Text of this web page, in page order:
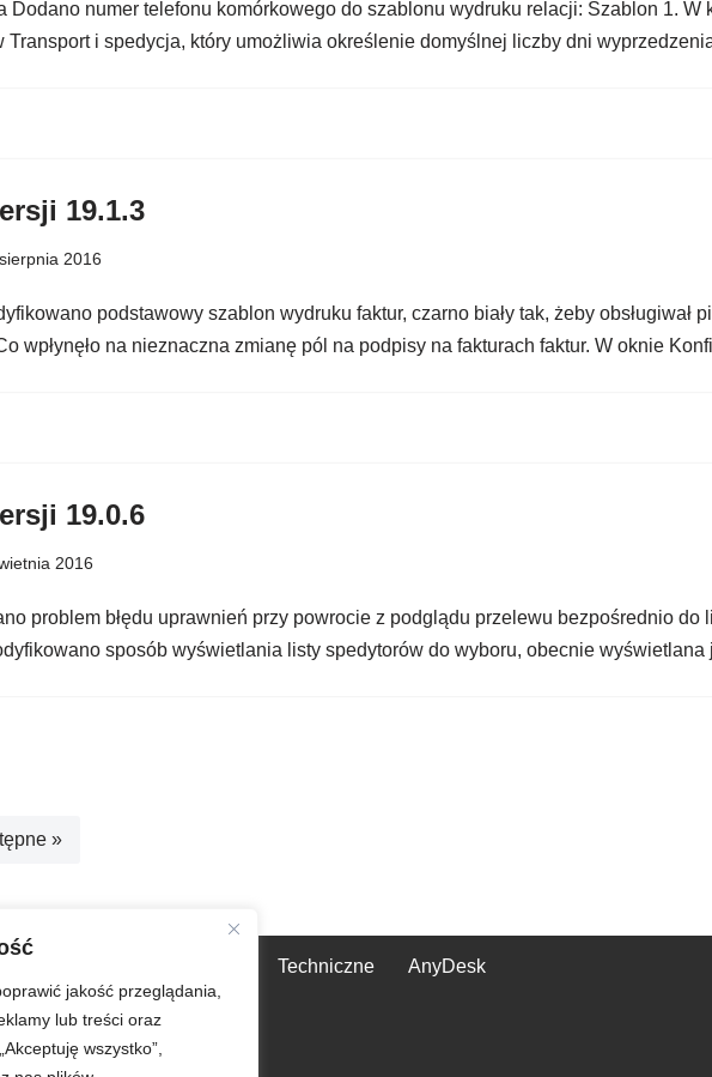
jakość przeglądania,
lub treści oraz
wszystko”,
Dodano numer telefonu komórkowego do szablonu wydruku relacji: Szablon 1.
Transport i spedycja, który umożliwia określenie domyślnej liczby dni
19.1.3
2016
podstawowy szablon wydruku faktur, czarno biały tak, żeby obsługiwał
wpłynęło na nieznaczna zmianę pól na podpisy na fakturach faktur. W oknie
19.0.6
2016
problem błędu uprawnień przy powrocie z podglądu przelewu bezpośrednio
sposób wyświetlania listy spedytorów do wyboru, obecnie
»
Techniczne AnyDesk